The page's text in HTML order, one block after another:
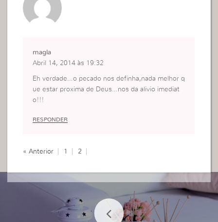
magla
Abril 14, 2014 às 19:32
Eh verdade…o pecado nos definha,nada melhor q
ue estar proxima de Deus…nos da alivio imediat
o!!!
RESPONDER
« Anterior 1 2